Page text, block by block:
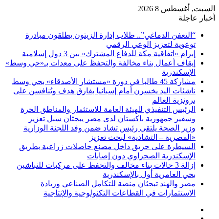
السبت, أغسطس 8 2026
أخبار عاجلة
“التعفن الدماغي”.. طلاب إدارة الزيتون يطلقون مبادرة
توعوية لتعزيز الوعي الرقمي
إبرام «اتفاقية مكة للدفاع المشترك» بين 3 دول إسلامية
إيقاف أعمال بناء مخالفة والتحفظ على معدات بـ«حي وسط»
الإسكندرية
مشاركة 45 طالبا في دورة «مستشار الأصدقاء» بحي وسط
ناشئات اليد يخسرن أمام إسبانيا بفارق هدف ويُنافسن على
برونزية العالم
الرئيس التنفيذي للهيئة العامة للاستثمار والمناطق الحرة
وسفير جمهورية باكستان لدى مصر يبحثان سبل تعزيز
وزير الصحة يلتقي رئيس تشاد ضمن وفد اللجنة الوزارية
«المصرية – التشادية» لبحث تعزيز
السيطرة على حريق داخل مصنع حاصلات زراعية بطريق
الإسكندرية الصحراوي دون إصابات
إزالة 3 حالات بناء مخالف والتحفظ على مركبات للنباشين
بحي العامرية أول بالإسكندرية
مصر والهند تبحثان منصة للتكامل الصناعي وزيادة
الاستثمارات في القطاعات التكنولوجية والإنتاجية